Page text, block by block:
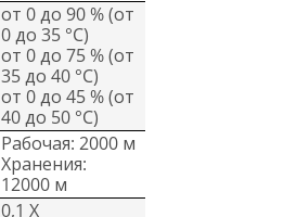
от 0 до 90 % (от
0 до 35 °C)
от 0 до 75 % (от
35 до 40 °C)
от 0 до 45 % (от
40 до 50 °C)
Рабочая: 2000 м
Хранения:
12000 м
0,1 X